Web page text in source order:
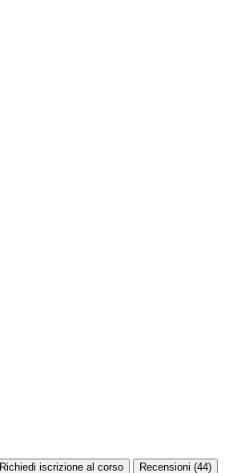
Richiedi iscrizione al corso Recensioni (44)